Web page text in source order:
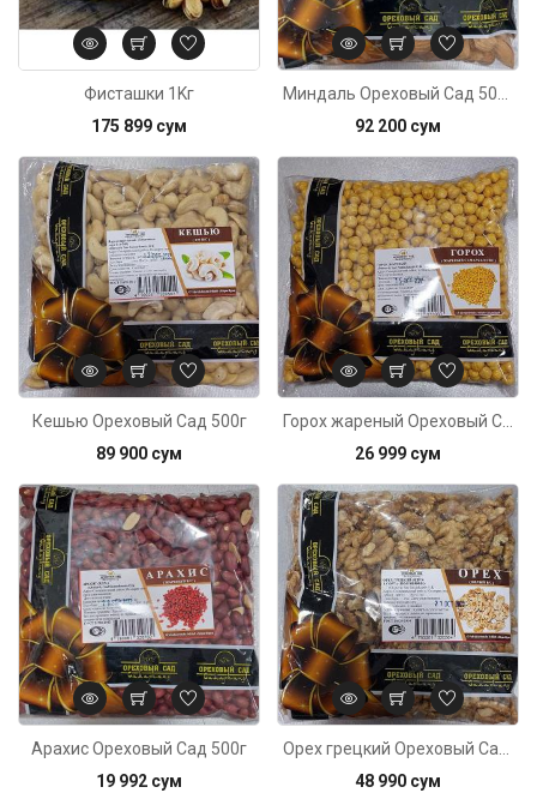
Фисташки 1Kг
175 899 сум
92 200 сум
Кешью Ореховый Сад 500г
89 900 сум
Код: 6424
26 999 сум
Арахис Ореховый Сад 500г
19 992 сум
Код: 6426
48 990 сум